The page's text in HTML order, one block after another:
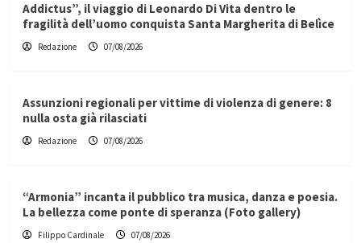
Addictus”, il viaggio di Leonardo Di Vita dentro le
fragilità dell’uomo conquista Santa Margherita di Belìce
Redazione 07/08/2026
Assunzioni regionali per vittime di violenza di genere: 8
nulla osta già rilasciati
Redazione 07/08/2026
“Armonia” incanta il pubblico tra musica, danza e poesia.
La bellezza come ponte di speranza (Foto gallery)
Filippo Cardinale 07/08/2026